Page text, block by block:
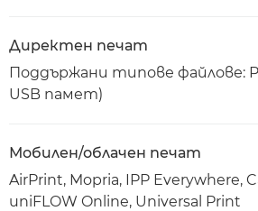
Директен печат
Поддържани типове файлове:
USB памет)
Мобилен/облачен печат
AirPrint, Mopria, IPP Everywhere,
uniFLOW Online, Universal Print